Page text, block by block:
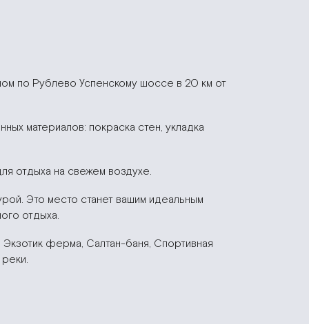
по Рублево Успенскому шоссе в 20 км от
материалов: покраска стен, укладка
отдыха на свежем воздухе.
Это место станет вашим идеальным
отдыха.
ферма, Салтан-баня, Спортивная